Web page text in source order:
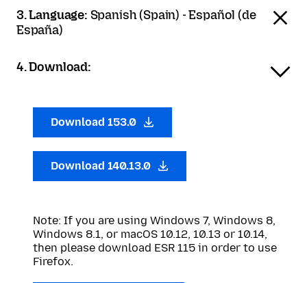
3. Language: Spanish (Spain) - Español (de
España)
4. Download:
Download 153.0
Download 140.13.0
Note: If you are using Windows 7, Windows 8,
Windows 8.1, or macOS 10.12, 10.13 or 10.14,
then please download ESR 115 in order to use
Firefox.